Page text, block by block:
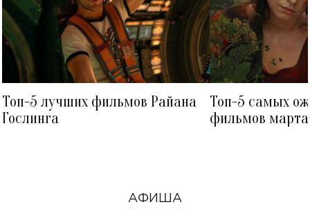
Топ-5 лучших фильмов Райана
Гослинга
Топ-5 самых
фильмов
АФИША